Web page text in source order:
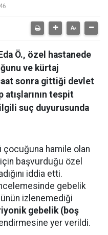
Ö., özel hastanede
ve kürtaj
sonra gittiği devlet
atışlarının tespit
suç duyurusunda
çocuğuna hamile olan
başvurduğu özel
iddia etti.
gebelik
izlenemediği
gebelik (boş
yer verildi.